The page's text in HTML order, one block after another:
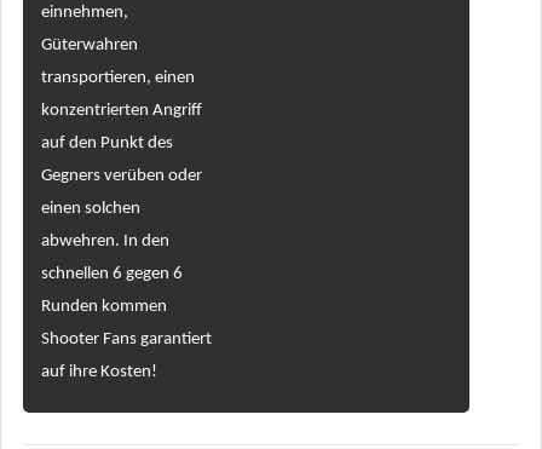
einnehmen,
Güterwahren
transportieren, einen
konzentrierten Angriff
auf den Punkt des
Gegners verüben oder
einen solchen
abwehren. In den
schnellen 6 gegen 6
Runden kommen
Shooter Fans garantiert
auf ihre Kosten!